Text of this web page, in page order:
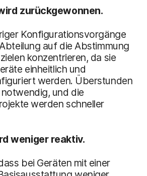
zurückgewonnen.
Konfigurationsvorgänge
auf die Abstimmung
konzentrieren, da sie
einheitlich und
werden. Überstunden
und die
werden schneller
weniger reaktiv.
bei Geräten mit einer